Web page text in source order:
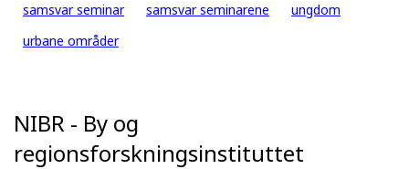
samsvar seminar
samsvar seminarene
ungdom
urbane områder
NIBR - By og
regionsforskningsinstituttet